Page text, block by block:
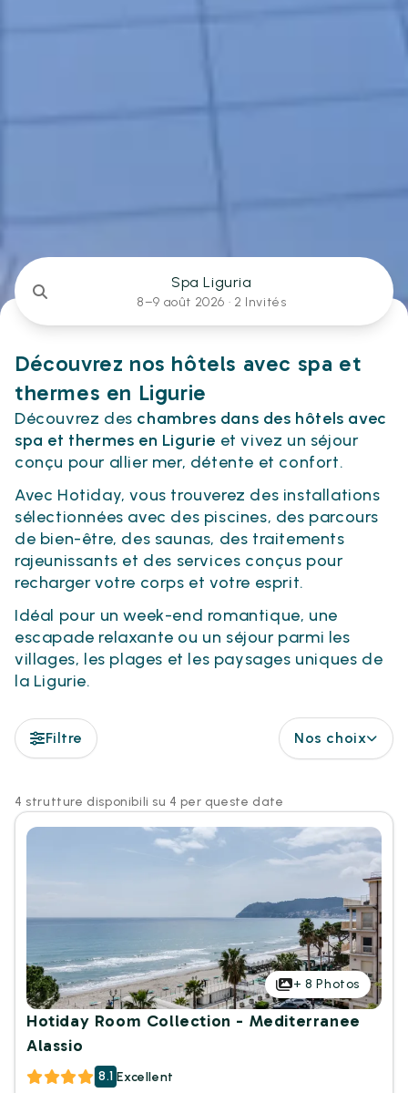
Spa Liguria
8–9 août 2026 · 2 Invités
Découvrez nos hôtels avec spa et
thermes en Ligurie
Découvrez des chambres dans des hôtels avec
spa et thermes en Ligurie et vivez un séjour
conçu pour allier mer, détente et confort.
Avec Hotiday, vous trouverez des installations
sélectionnées avec des piscines, des parcours
de bien-être, des saunas, des traitements
rajeunissants et des services conçus pour
recharger votre corps et votre esprit.
Idéal pour un week-end romantique, une
escapade relaxante ou un séjour parmi les
villages, les plages et les paysages uniques de
la Ligurie.
Filtre Nos choix
4 strutture disponibili su 4 per queste date
+8 Photos
Hotiday Room Collection - Mediterranee
Alassio
8.1 Excellent